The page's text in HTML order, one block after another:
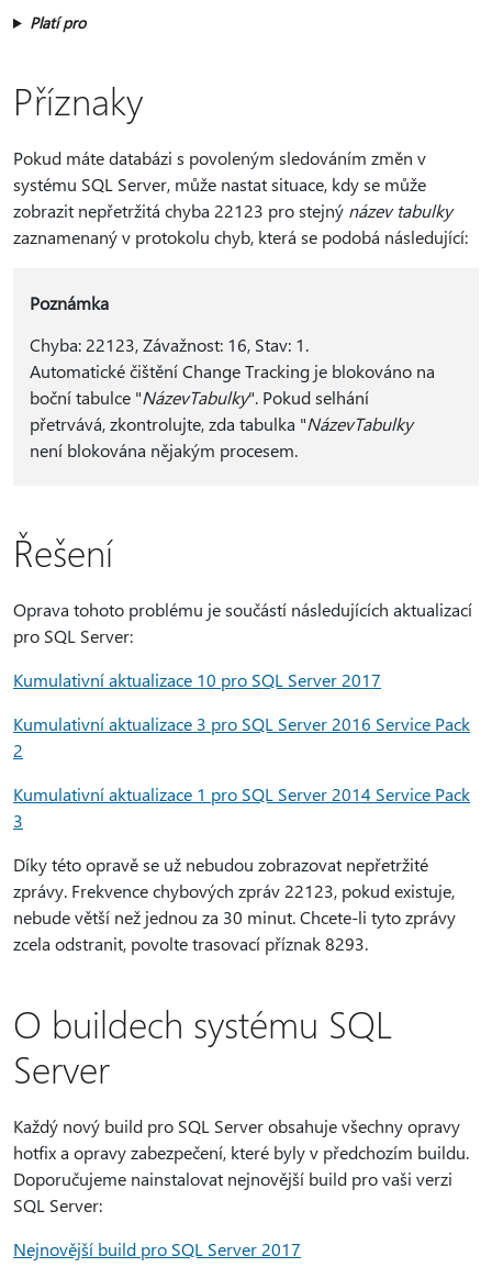
Platí pro
Příznaky
Pokud máte databázi s povoleným sledováním změn v
systému SQL Server, může nastat situace, kdy se může
zobrazit nepřetržitá chyba 22123 pro stejný název tabulky
zaznamenaný v protokolu chyb, která se podobá následující:
Poznámka
Chyba: 22123, Závažnost: 16, Stav: 1.
Automatické čištění Change Tracking je blokováno na
boční tabulce "NázevTabulky". Pokud selhání
přetrvává, zkontrolujte, zda tabulka "NázevTabulky
není blokována nějakým procesem.
Řešení
Oprava tohoto problému je součástí následujících aktualizací
pro SQL Server:
Kumulativní aktualizace 10 pro SQL Server 2017
Kumulativní aktualizace 3 pro SQL Server 2016 Service Pack
2
Kumulativní aktualizace 1 pro SQL Server 2014 Service Pack
3
Díky této opravě se už nebudou zobrazovat nepřetržité
zprávy. Frekvence chybových zpráv 22123, pokud existuje,
nebude větší než jednou za 30 minut. Chcete-li tyto zprávy
zcela odstranit, povolte trasovací příznak 8293.
O buildech systému SQL
Server
Každý nový build pro SQL Server obsahuje všechny opravy
hotfix a opravy zabezpečení, které byly v předchozím buildu.
Doporučujeme nainstalovat nejnovější build pro vaši verzi
SQL Server:
Nejnovější build pro SQL Server 2017